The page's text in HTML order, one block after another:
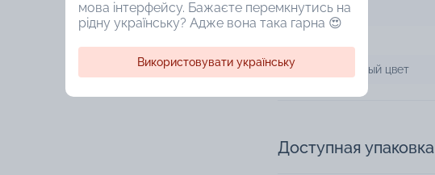
Покрытие
Дополнительный цвет
Доступная упаковка
мова інтерфейсу. Бажаєте перемкнутись на
рідну українську? Адже вона така гарна 😍
Використовувати українську